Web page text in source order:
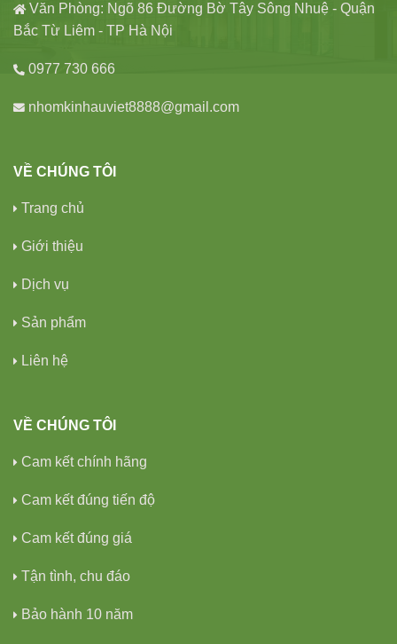
Văn Phòng: Ngõ 86 Đường Bờ Tây Sông Nhuệ - Quận
Bắc Từ Liêm - TP Hà Nội
0977 730 666
nhomkinhauviet8888@gmail.com
VỀ CHÚNG TÔI
Trang chủ
Giới thiệu
Dịch vụ
Sản phẩm
Liên hệ
VỀ CHÚNG TÔI
Cam kết chính hãng
Cam kết đúng tiến độ
Cam kết đúng giá
Tận tình, chu đáo
Bảo hành 10 năm